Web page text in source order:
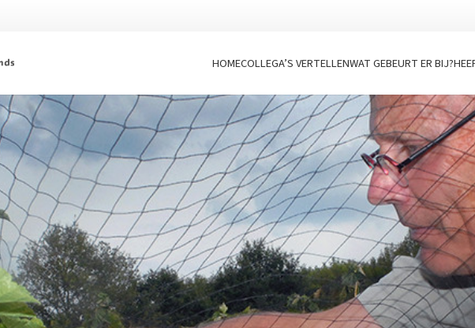
HOMECOLLEGA’S VERTELLENWAT GEBEURT ER BIJ?